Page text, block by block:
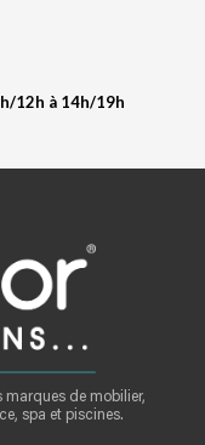
12h à 14h/19h
marques de mobilier,
spa et piscines.